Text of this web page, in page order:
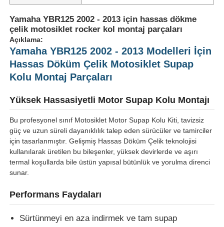
Yamaha YBR125 2002 - 2013 için hassas dökme
çelik motosiklet rocker kol montaj parçaları
Açıklama:
Yamaha YBR125 2002 - 2013 Modelleri İçin
Hassas Döküm Çelik Motosiklet Supap
Kolu Montaj Parçaları
Yüksek Hassasiyetli Motor Supap Kolu Montajı
Bu profesyonel sınıf Motosiklet Motor Supap Kolu Kiti, tavizsiz
güç ve uzun süreli dayanıklılık talep eden sürücüler ve tamirciler
için tasarlanmıştır. Gelişmiş Hassas Döküm Çelik teknolojisi
kullanılarak üretilen bu bileşenler, yüksek devirlerde ve aşırı
termal koşullarda bile üstün yapısal bütünlük ve yorulma direnci
sunar.
Performans Faydaları
Sürtünmeyi en aza indirmek ve tam supap